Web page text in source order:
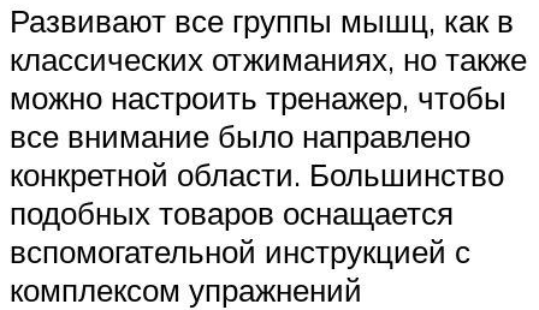
Развивают все группы мышц, как в
классических отжиманиях, но также
можно настроить тренажер, чтобы
все внимание было направлено
конкретной области. Большинство
подобных товаров оснащается
вспомогательной инструкцией с
комплексом упражнений